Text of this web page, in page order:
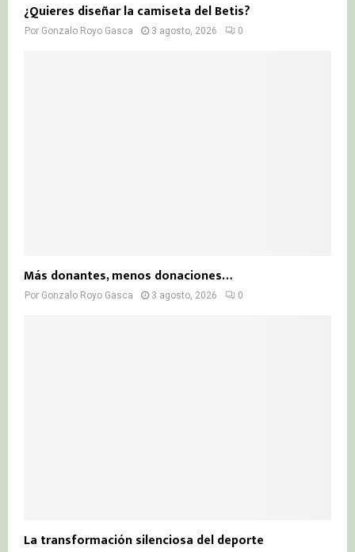
¿Quieres diseñar la camiseta del Betis?
Por Gonzalo Royo Gasca 3 agosto, 2026 0
Más donantes, menos donaciones…
Por Gonzalo Royo Gasca 3 agosto, 2026 0
La transformación silenciosa del deporte